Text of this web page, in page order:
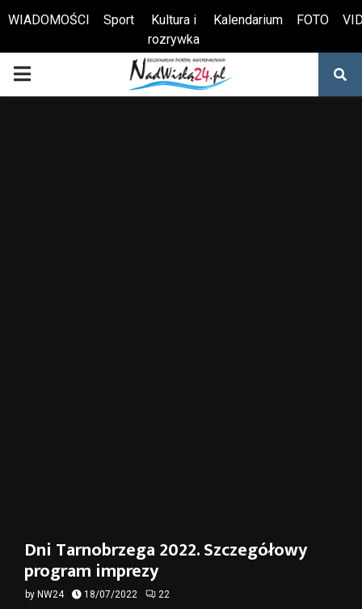
Otwórz pasek narzędzi
WIADOMOŚCI Sport
Kultura i
rozrywka
Kalendarium FOTO
PRIMARY
Dni Tarnobrzega 2022. Szczegółowy
program imprezy
by NW24 18/07/2022 22